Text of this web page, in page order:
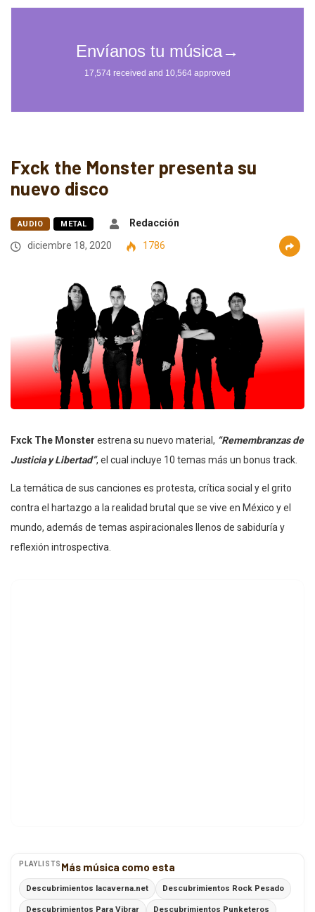
Fxck the Monster presenta su
nuevo disco
AUDIO METAL
Redacción
diciembre 18, 2020
1786
Fxck The Monster estrena su nuevo material, “Remembranzas de
Justicia y Libertad”, el cual incluye 10 temas más un bonus track.
La temática de sus canciones es protesta, crítica social y el grito
contra el hartazgo a la realidad brutal que se vive en México y el
mundo, además de temas aspiracionales llenos de sabiduría y
reflexión introspectiva.
PLAYLISTS Más música como esta
Descubrimientos lacaverna.net Descubrimientos Rock Pesado
Descubrimientos Para Vibrar Descubrimientos Punketeros